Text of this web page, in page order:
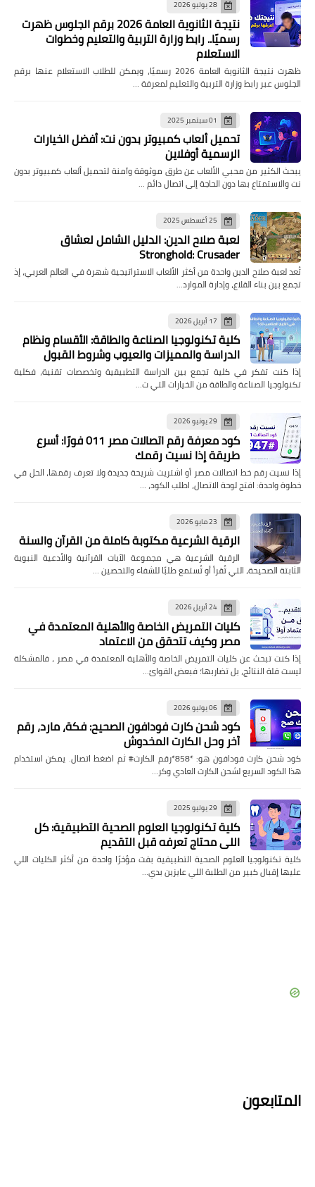
28 يوليو 2026
نتيجة الثانوية العامة 2026 برقم الجلوس ظهرت
رسميًا.. رابط وزارة التربية والتعليم وخطوات
الاستعلام
ظهرت نتيجة الثانوية العامة 2026 رسميًا، ويمكن للطلاب الاستعلام عنها برقم
الجلوس عبر رابط وزارة التربية والتعليم لمعرفة …
01 سبتمبر 2025
تحميل ألعاب كمبيوتر بدون نت: أفضل الخيارات
الرسمية أوفلاين
يبحث الكثير من محبي الألعاب عن طرق موثوقة وآمنة لتحميل ألعاب كمبيوتر بدون
نت والاستمتاع بها دون الحاجة إلى اتصال دائم …
25 أغسطس 2025
لعبة صلاح الدين: الدليل الشامل لعشاق
Stronghold: Crusader
تُعد لعبة صلاح الدين واحدة من أكثر الألعاب الاستراتيجية شهرة في العالم العربي، إذ
تجمع بين بناء القلاع، وإدارة الموارد…
17 أبريل 2026
كلية تكنولوجيا الصناعة والطاقة: الأقسام ونظام
الدراسة والمميزات والعيوب وشروط القبول
إذا كنت تفكر في كلية تجمع بين الدراسة التطبيقية وتخصصات تقنية، فكلية
تكنولوجيا الصناعة والطاقة من الخيارات التي ت…
29 يونيو 2026
كود معرفة رقم اتصالات مصر 011 فورًا: أسرع
طريقة إذا نسيت رقمك
إذا نسيت رقم خط اتصالات مصر أو اشتريت شريحة جديدة ولا تعرف رقمها، الحل في
خطوة واحدة: افتح لوحة الاتصال، اطلب الكود، …
23 مايو 2026
الرقية الشرعية مكتوبة كاملة من القرآن والسنة
الرقية الشرعية هي مجموعة الآيات القرآنية والأدعية النبوية
الثابتة الصحيحة، التي تُقرأ أو تُستمع طلبًا للشفاء والتحصين …
24 أبريل 2026
كليات التمريض الخاصة والأهلية المعتمدة في
مصر وكيف تتحقق من الاعتماد
إذا كنت تبحث عن كليات التمريض الخاصة والأهلية المعتمدة في مصر ، فالمشكلة
ليست قلة النتائج، بل تضاربها؛ فبعض القوائ…
06 يوليو 2026
كود شحن كارت فودافون الصحيح: فكة، مارد، رقم
آخر وحل الكارت المخدوش
كود شحن كارت فودافون هو: *858*رقم الكارت# ثم اضغط اتصال. يمكن استخدام
هذا الكود السريع لشحن الكارت العادي وكر…
29 يوليو 2025
كلية تكنولوجيا العلوم الصحية التطبيقية: كل
اللي محتاج تعرفه قبل التقديم
كلية تكنولوجيا العلوم الصحية التطبيقية بقت مؤخرًا واحدة من أكثر الكليات اللي
عليها إقبال كبير من الطلبة اللي عايزين بدي…
المتابعون